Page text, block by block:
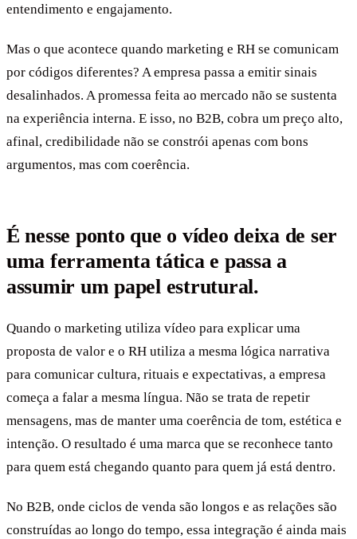
entendimento e engajamento.
Mas o que acontece quando marketing e RH se comunicam
por códigos diferentes? A empresa passa a emitir sinais
desalinhados. A promessa feita ao mercado não se sustenta
na experiência interna. E isso, no B2B, cobra um preço alto,
afinal, credibilidade não se constrói apenas com bons
argumentos, mas com coerência.
É nesse ponto que o vídeo deixa de ser
uma ferramenta tática e passa a
assumir um papel estrutural.
Quando o marketing utiliza vídeo para explicar uma
proposta de valor e o RH utiliza a mesma lógica narrativa
para comunicar cultura, rituais e expectativas, a empresa
começa a falar a mesma língua. Não se trata de repetir
mensagens, mas de manter uma coerência de tom, estética e
intenção. O resultado é uma marca que se reconhece tanto
para quem está chegando quanto para quem já está dentro.
No B2B, onde ciclos de venda são longos e as relações são
construídas ao longo do tempo, essa integração é ainda mais